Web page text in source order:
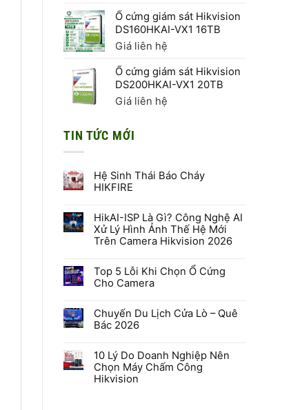
Ổ cứng giám sát Hikvision
DS160HKAI-VX1 16TB
Giá liên hệ
Ổ cứng giám sát Hikvision
DS200HKAI-VX1 20TB
Giá liên hệ
TIN TỨC MỚI
Hệ Sinh Thái Báo Cháy
HIKFIRE
bình
luận
ở
Hệ
Báo
Cháy
HIKFIRE
HikAI-ISP Là Gì? Công Nghệ AI
Xử Lý Hình Ảnh Thế Hệ Mới
Trên Camera Hikvision 2026
bình
luận
ở
Là
Gì?
Công
Xử
Lý
Hình
Ảnh
Top 5 Lỗi Khi Chọn Ổ Cứng
Cho Camera
bình
luận
ở
Lỗi
Khi
Chọn
Ổ
Chuyến Du Lịch Cửa Lò – Quê
Bác 2026
bình
luận
ở
Chuyến
10 Lý Do Doanh Nghiệp Nên
Chọn Máy Chấm Công
Hikvision